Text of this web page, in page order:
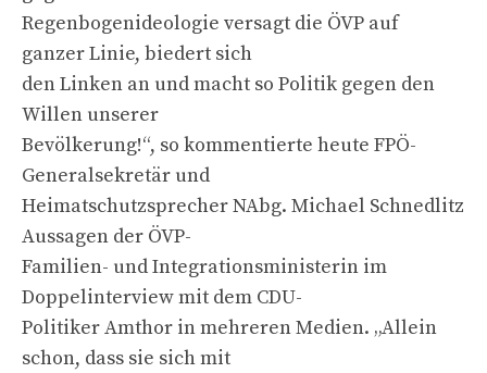
Regenbogenideologie versagt die ÖVP auf
ganzer Linie, biedert sich
den Linken an und macht so Politik gegen den
Willen unserer
Bevölkerung!“, so kommentierte heute FPÖ-
Generalsekretär und
Heimatschutzsprecher NAbg. Michael Schnedlitz
Aussagen der ÖVP-
Familien- und Integrationsministerin im
Doppelinterview mit dem CDU-
Politiker Amthor in mehreren Medien. „Allein
schon, dass sie sich mit